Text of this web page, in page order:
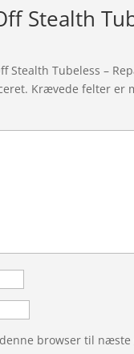
Stealth
Stealth Tubeless –
Krævede felter er
browser til